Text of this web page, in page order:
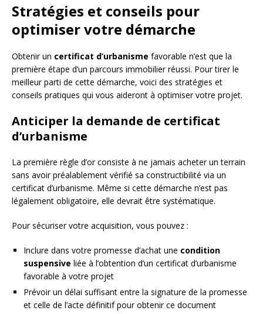
Stratégies et conseils pour
optimiser votre démarche
Obtenir un certificat d’urbanisme favorable n’est que la
première étape d’un parcours immobilier réussi. Pour tirer le
meilleur parti de cette démarche, voici des stratégies et
conseils pratiques qui vous aideront à optimiser votre projet.
Anticiper la demande de certificat
d’urbanisme
La première règle d’or consiste à ne jamais acheter un terrain
sans avoir préalablement vérifié sa constructibilité via un
certificat d’urbanisme. Même si cette démarche n’est pas
légalement obligatoire, elle devrait être systématique.
Pour sécuriser votre acquisition, vous pouvez :
Inclure dans votre promesse d’achat une condition
suspensive liée à l’obtention d’un certificat d’urbanisme
favorable à votre projet
Prévoir un délai suffisant entre la signature de la promesse
et celle de l’acte définitif pour obtenir ce document